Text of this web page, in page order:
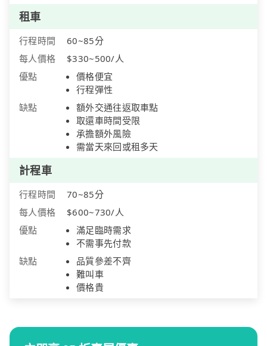
租車
行程時間
60~85分
每人價格
$330~500/人
優點
價格便宜
行程彈性
缺點
額外交通往返取車點
取還車時間受限
承擔額外風險
需當天來回或租多天
計程車
行程時間
70~85分
每人價格
$600~730/人
優點
滿足臨時需求
不需事先付款
缺點
品質參差不齊
難叫車
價格貴